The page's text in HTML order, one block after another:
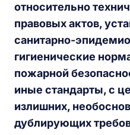
относительно
правовых актов,
санитарно-
гигиенические
пожарной
иные стандарты, с
излишних,
дублирующих